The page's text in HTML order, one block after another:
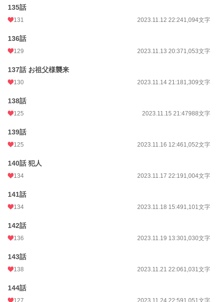
135話
131 2023.11.12 22:241,094文字
136話
129 2023.11.13 20:371,053文字
137話 お祖父様襲来
130 2023.11.14 21:181,309文字
138話
125 2023.11.15 21:47988文字
139話
125 2023.11.16 12:461,052文字
140話 犯人
134 2023.11.17 22:191,004文字
141話
134 2023.11.18 15:491,101文字
142話
136 2023.11.19 13:301,030文字
143話
138 2023.11.21 22:061,031文字
144話
127 2023.11.24 22:591,051文字